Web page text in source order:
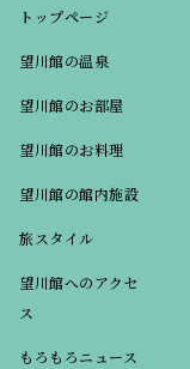
トップページ
望川館の温泉
望川館のお部屋
望川館のお料理
望川館の館内施設
旅スタイル
望川館へのアクセ
ス
もろもろニュース